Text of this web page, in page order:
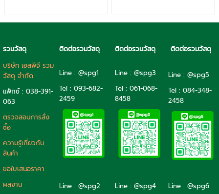
รวมวัสดุ ติดต่อรวมวัสดุ ติดต่อรวมวัสดุ
ติดต่อรวมวัสดุ
บริษัท เอสพีจี รวม
วัสดุ จำกัด
แฟ็กซ์ : 038-391-
063
ตรวจสอบการสั่ง
ซื้อ
ความรู้เกี่ยวกับ
สินค้า
ขอใบเสนอราคา
ผลงาน
Line : @spg1
Tel : 093-682-
2459
Line : @spg2
Line : @spg3
Tel : 061-068-
8458
Line : @spg4
Line : @spg5
Tel : 084-348-
2458
Line : @spg6